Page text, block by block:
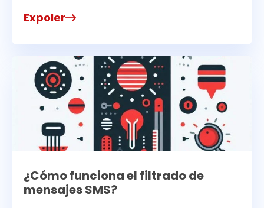
Expoler
¿Cómo funciona el filtrado de
mensajes SMS?